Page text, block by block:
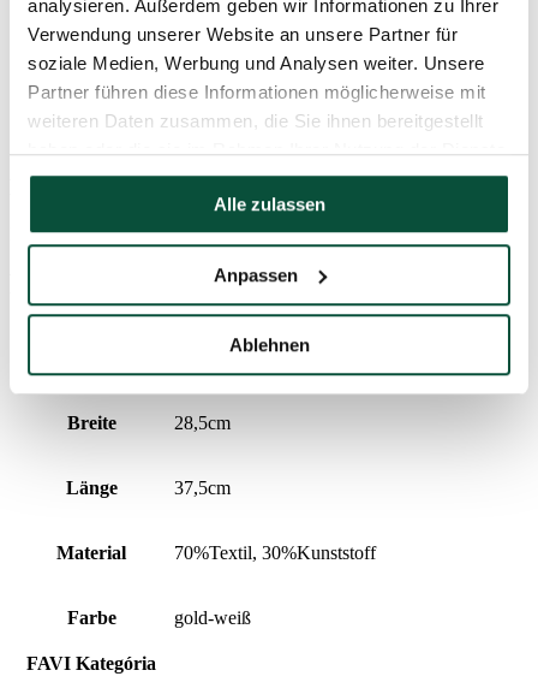
analysieren. Außerdem geben wir Informationen zu Ihrer
Verwendung unserer Website an unsere Partner für
soziale Medien, Werbung und Analysen weiter. Unsere
Partner führen diese Informationen möglicherweise mit
weiteren Daten zusammen, die Sie ihnen bereitgestellt
haben oder die sie im Rahmen Ihrer Nutzung der Dienste
gesammelt haben.
Alle zulassen
Anpassen
Ablehnen
Material 70%Textil, 30%Kunststoff
Farbe gold-weiß
Preisverlauf
Der niedrigste Preis der letzten 30 Tage ist60€
Produktparameter
Breite 28,5cm
Länge 37,5cm
Material 70%Textil, 30%Kunststoff
Farbe gold-weiß
FAVI Kategória